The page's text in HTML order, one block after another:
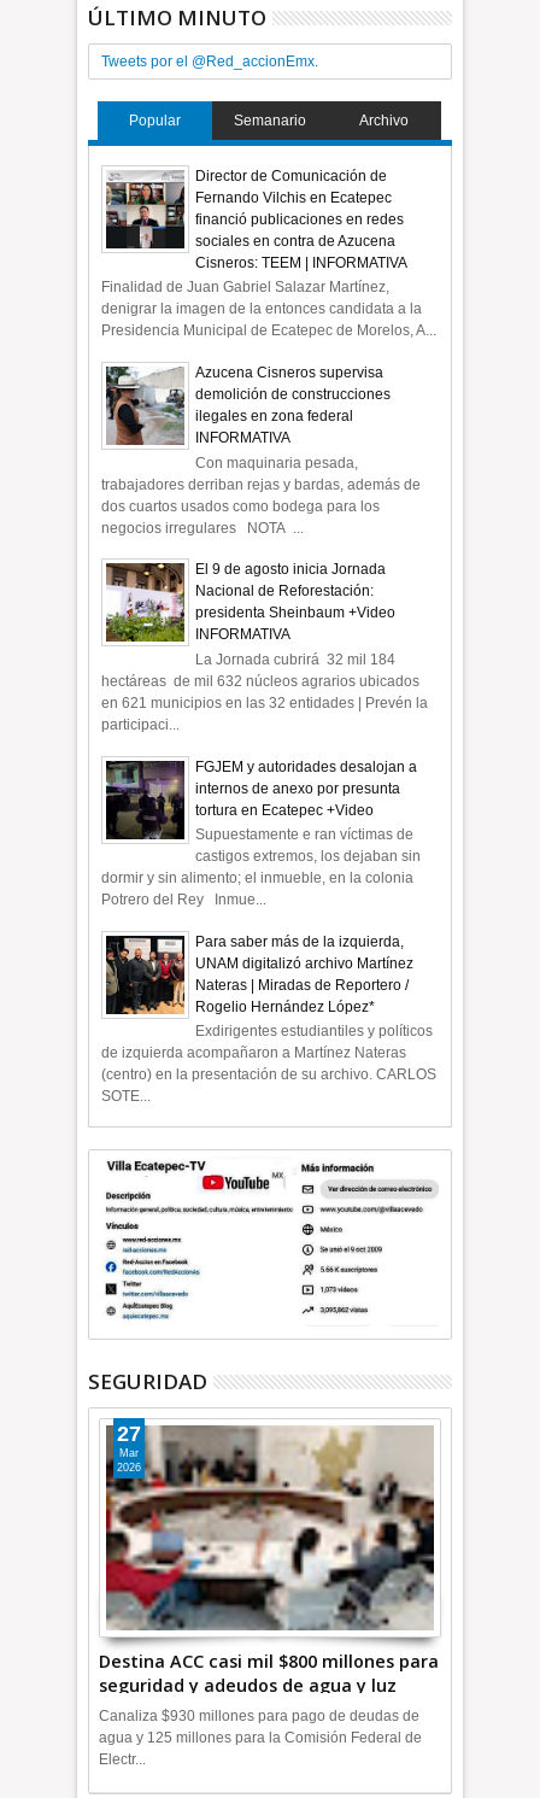
ÚLTIMO MINUTO
Tweets por el @Red_accionEmx.
Popular Semanario Archivo
Director de Comunicación de
Fernando Vilchis en Ecatepec
financió publicaciones en redes
sociales en contra de Azucena
Cisneros: TEEM | INFORMATIVA
Finalidad de Juan Gabriel Salazar Martínez,
denigrar la imagen de la entonces candidata a la
Presidencia Municipal de Ecatepec de Morelos, A...
Azucena Cisneros supervisa
demolición de construcciones
ilegales en zona federal
INFORMATIVA
Con maquinaria pesada,
trabajadores derriban rejas y bardas, además de
dos cuartos usados como bodega para los
negocios irregulares NOTA ...
El 9 de agosto inicia Jornada
Nacional de Reforestación:
presidenta Sheinbaum +Video
INFORMATIVA
La Jornada cubrirá 32 mil 184
hectáreas de mil 632 núcleos agrarios ubicados
en 621 municipios en las 32 entidades | Prevén la
participaci...
FGJEM y autoridades desalojan a
internos de anexo por presunta
tortura en Ecatepec +Video
Supuestamente e ran víctimas de
castigos extremos, los dejaban sin
dormir y sin alimento; el inmueble, en la colonia
Potrero del Rey Inmue...
Para saber más de la izquierda,
UNAM digitalizó archivo Martínez
Nateras | Miradas de Reportero /
Rogelio Hernández López*
Exdirigentes estudiantiles y políticos
de izquierda acompañaron a Martínez Nateras
(centro) en la presentación de su archivo. CARLOS
SOTE...
SEGURIDAD
Destina ACC casi mil $800 millones para
seguridad y adeudos de agua y luz
+Video
27
Mar
2026
Canaliza $930 millones para pago de deudas de
agua y 125 millones para la Comisión Federal de
Electr...